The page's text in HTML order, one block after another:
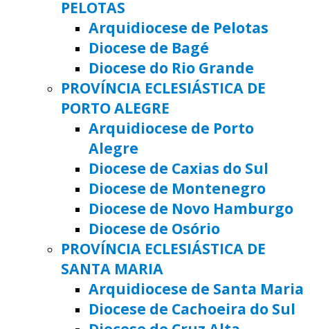
PELOTAS
Arquidiocese de Pelotas
Diocese de Bagé
Diocese do Rio Grande
PROVÍNCIA ECLESIÁSTICA DE
PORTO ALEGRE
Arquidiocese de Porto
Alegre
Diocese de Caxias do Sul
Diocese de Montenegro
Diocese de Novo Hamburgo
Diocese de Osório
PROVÍNCIA ECLESIÁSTICA DE
SANTA MARIA
Arquidiocese de Santa Maria
Diocese de Cachoeira do Sul